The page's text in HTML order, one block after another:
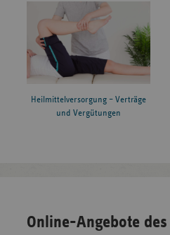
Heilmittelversorgung – Verträge
und Vergütungen
Online-Angebote